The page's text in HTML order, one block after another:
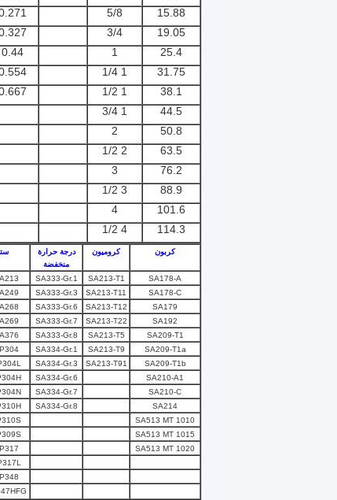
15.88
5/8
19.05
3/4
25.4
1
0.44
31.75
1 1/4
38.1
1 1/2
44.5
1 3/4
50.8
2
63.5
2 1/2
76.2
3
88.9
3 1/2
101.6
4
114.3
4 1/2
كربون كروميون
درجة حرارة
منخفضة
SA178-A
SA213-T1
SA333-Gr.1
SA178-C
SA213-T11
SA333-Gr.3
SA179
SA213-T12
SA333-Gr.6
SA192
SA213-T22
SA333-Gr.7
SA209-T1
SA213-T5
SA333-Gr.8
SA209-T1a
SA213-T9
SA334-Gr.1
SA209-T1b
SA213-T91
SA334-Gr.3
SA210-A1
SA334-Gr.6
SA210-C
SA334-Gr.7
SA214
SA334-Gr.8
SA513 MT 1010
SA513 MT 1015
SA513 MT 1020